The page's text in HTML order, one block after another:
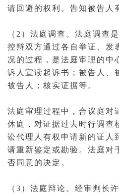
请回避 的权利。告知被告人
（2）法庭调查。法庭调查
控辩双方通过各自举证、发
况的过程，是法庭审理的中
诉人宣读起诉书；被告人、
被告人；核实证据等。
法庭审理过程中，合议庭对
休庭 ，对证据过去时行调
讼代理人有权申请新的证人
请重新鉴定或勘验。法庭对
否同意的决定。
（3）法庭辩论。经审判长